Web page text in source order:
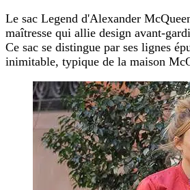
Le sac Legend d'Alexander
maîtresse qui allie design avant-
Ce sac se distingue par ses lignes
inimitable, typique de la maison